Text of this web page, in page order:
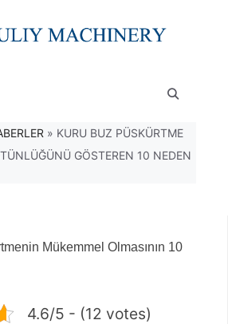
» KURU BUZ PÜSKÜRTME
GÖSTEREN 10 NEDEN
Mükemmel Olmasının 10
4.6/5 - (12 votes)